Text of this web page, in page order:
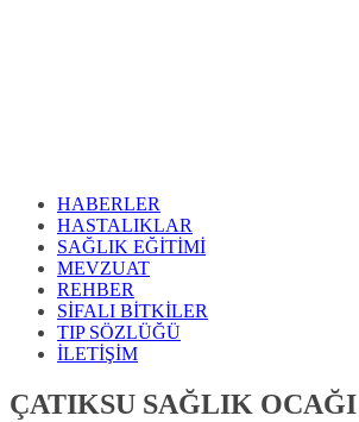
HABERLER
HASTALIKLAR
SAĞLIK EĞİTİMİ
MEVZUAT
REHBER
SİFALI BİTKİLER
TIP SÖZLÜĞÜ
İLETİŞİM
ÇATIKSU SAĞLIK OCAĞI